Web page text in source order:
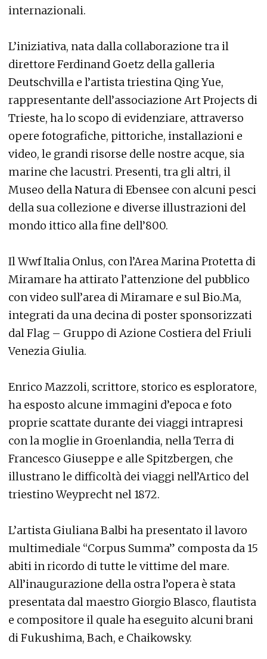
internazionali.
L’iniziativa, nata dalla collaborazione tra il
direttore Ferdinand Goetz della galleria
Deutschvilla e l’artista triestina Qing Yue,
rappresentante dell’associazione Art Projects di
Trieste, ha lo scopo di evidenziare, attraverso
opere fotografiche, pittoriche, installazioni e
video, le grandi risorse delle nostre acque, sia
marine che lacustri. Presenti, tra gli altri, il
Museo della Natura di Ebensee con alcuni pesci
della sua collezione e diverse illustrazioni del
mondo ittico alla fine dell’800.
Il Wwf Italia Onlus, con l’Area Marina Protetta di
Miramare ha attirato l’attenzione del pubblico
con video sull’area di Miramare e sul Bio.Ma,
integrati da una decina di poster sponsorizzati
dal Flag – Gruppo di Azione Costiera del Friuli
Venezia Giulia.
Enrico Mazzoli, scrittore, storico es esploratore,
ha esposto alcune immagini d’epoca e foto
proprie scattate durante dei viaggi intrapresi
con la moglie in Groenlandia, nella Terra di
Francesco Giuseppe e alle Spitzbergen, che
illustrano le difficoltà dei viaggi nell’Artico del
triestino Weyprecht nel 1872.
L’artista Giuliana Balbi ha presentato il lavoro
multimediale “Corpus Summa” composta da 15
abiti in ricordo di tutte le vittime del mare.
All’inaugurazione della ostra l’opera è stata
presentata dal maestro Giorgio Blasco, flautista
e compositore il quale ha eseguito alcuni brani
di Fukushima, Bach, e Chaikowsky.